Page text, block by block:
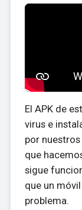
El APK de
virus e
por
que
sigue
que un
problema.